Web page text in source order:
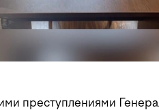
преступлениями